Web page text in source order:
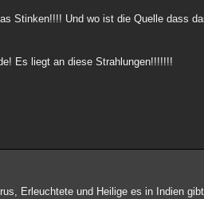
Stinken!!!! Und wo ist die Quelle dass
Es liegt an diese Strahlungen!!!!!!!
Erleuchtete und Heilige es in Indien